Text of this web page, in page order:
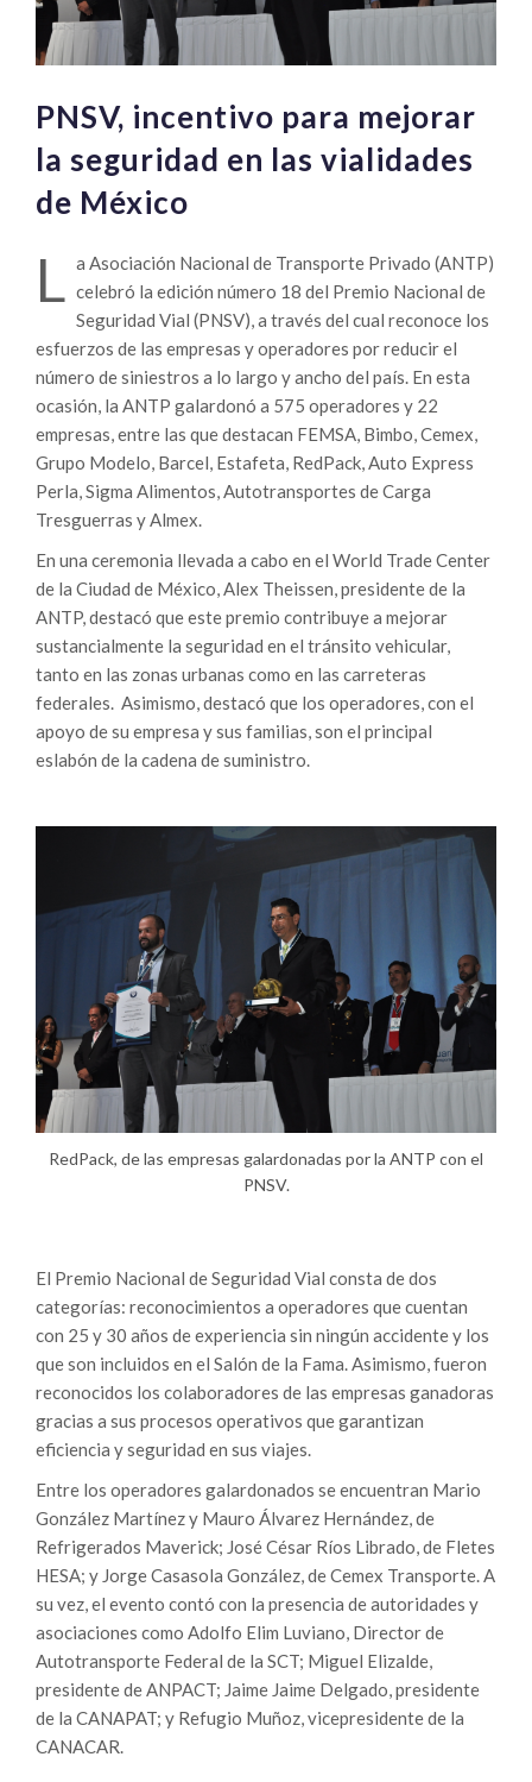
PNSV, incentivo para mejorar
la seguridad en las vialidades
de México
L a Asociación Nacional de Transporte Privado (ANTP)
celebró la edición número 18 del Premio Nacional de
Seguridad Vial (PNSV), a través del cual reconoce los
esfuerzos de las empresas y operadores por reducir el
número de siniestros a lo largo y ancho del país. En esta
ocasión, la ANTP galardonó a 575 operadores y 22
empresas, entre las que destacan FEMSA, Bimbo, Cemex,
Grupo Modelo, Barcel, Estafeta, RedPack, Auto Express
Perla, Sigma Alimentos, Autotransportes de Carga
Tresguerras y Almex.
En una ceremonia llevada a cabo en el World Trade Center
de la Ciudad de México, Alex Theissen, presidente de la
ANTP, destacó que este premio contribuye a mejorar
sustancialmente la seguridad en el tránsito vehicular,
tanto en las zonas urbanas como en las carreteras
federales. Asimismo, destacó que los operadores, con el
apoyo de su empresa y sus familias, son el principal
eslabón de la cadena de suministro.
RedPack, de las empresas galardonadas por la ANTP con el
PNSV.
El Premio Nacional de Seguridad Vial consta de dos
categorías: reconocimientos a operadores que cuentan
con 25 y 30 años de experiencia sin ningún accidente y los
que son incluidos en el Salón de la Fama. Asimismo, fueron
reconocidos los colaboradores de las empresas ganadoras
gracias a sus procesos operativos que garantizan
eficiencia y seguridad en sus viajes.
Entre los operadores galardonados se encuentran Mario
González Martínez y Mauro Álvarez Hernández, de
Refrigerados Maverick; José César Ríos Librado, de Fletes
HESA; y Jorge Casasola González, de Cemex Transporte. A
su vez, el evento contó con la presencia de autoridades y
asociaciones como Adolfo Elim Luviano, Director de
Autotransporte Federal de la SCT; Miguel Elizalde,
presidente de ANPACT; Jaime Jaime Delgado, presidente
de la CANAPAT; y Refugio Muñoz, vicepresidente de la
CANACAR.